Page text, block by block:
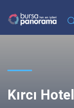
Kırcı Hotel